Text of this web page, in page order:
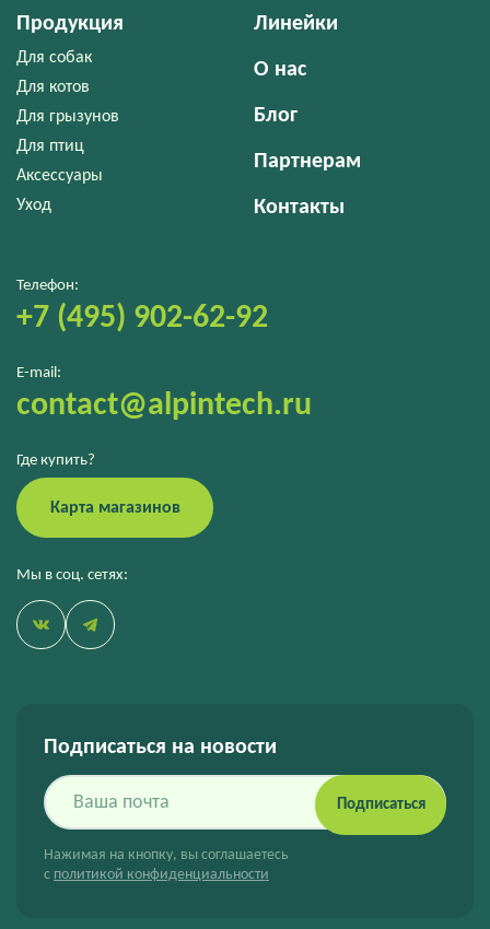
Телефон:
+7 (495) 902-62-92
E-mail:
contact@alpintech.ru
Мы в соц. сетях:
Где купить?
Карта магазинов
Продукция
Для собак
Для котов
Для грызунов
Для птиц
Аксессуары
Уход
Линейки
О нас
Блог
Партнерам
Контакты
Подписаться на новости
Подписаться
Нажимая на кнопку, вы соглашаетесь
с политикой конфиденциальности